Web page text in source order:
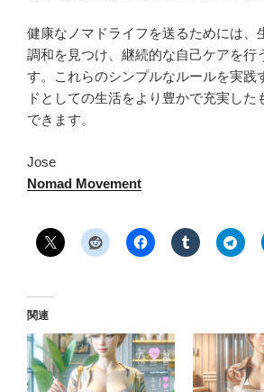
健康なノマドライフを送るためには、
調和を見つけ、継続的な自己ケアを行
す。これらのシンプルなルールを実践
ドとしての生活をより豊かで充実した
できます。
Jose
Nomad Movement
関連